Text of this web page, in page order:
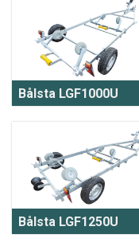
Bålsta LGF1000U
Bålsta LGF1250U